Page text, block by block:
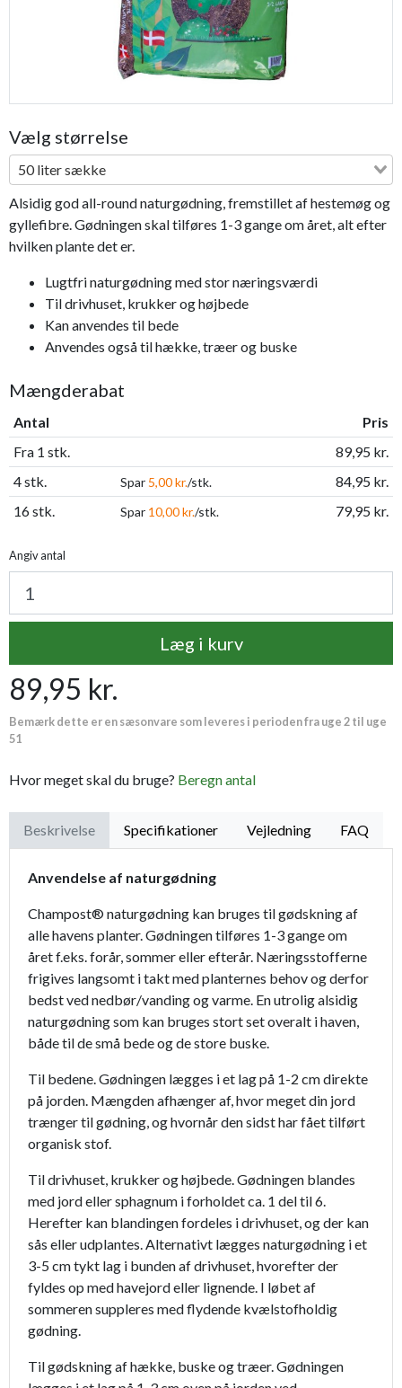
Vælg størrelse
50 liter sække
Alsidig god all-round naturgødning, fremstillet af hestemøg og
gyllefibre. Gødningen skal tilføres 1-3 gange om året, alt efter
hvilken plante det er.
Lugtfri naturgødning med stor næringsværdi
Til drivhuset, krukker og højbede
Kan anvendes til bede
Anvendes også til hække, træer og buske
Mængderabat
Antal
Pris
Fra 1 stk.
89,95 kr.
4 stk.
Spar 5,00 kr./stk.
84,95 kr.
16 stk.
Spar 10,00 kr./stk. 79,95 kr.
Angiv antal
Læg i kurv
89,95 kr.
Bemærk dette er en sæsonvare som leveres i perioden fra uge 2 til uge
51
Hvor meget skal du bruge? Beregn antal
Beskrivelse Specifikationer Vejledning FAQ
Anvendelse af naturgødning
Champost® naturgødning kan bruges til gødskning af
alle havens planter. Gødningen tilføres 1-3 gange om
året f.eks. forår, sommer eller efterår. Næringsstofferne
frigives langsomt i takt med planternes behov og derfor
bedst ved nedbør/vanding og varme. En utrolig alsidig
naturgødning som kan bruges stort set overalt i haven,
både til de små bede og de store buske.
Til bedene. Gødningen lægges i et lag på 1-2 cm direkte
på jorden. Mængden afhænger af, hvor meget din jord
trænger til gødning, og hvornår den sidst har fået tilført
organisk stof.
Til drivhuset, krukker og højbede. Gødningen blan­des
med jord eller sphagnum i forholdet ca. 1 del til 6.
Herefter kan blandingen fordeles i drivhuset, og der kan
sås eller udplantes. Alternativt lægges naturgødning i et
3-5 cm tykt lag i bunden af drivhuset, hvorefter der
fyldes op med havejord eller lignende. I løbet af
sommeren suppleres med flydende kvælstofholdig
gødning.
Til gødskning af hække, buske og træer. Gødnin­gen